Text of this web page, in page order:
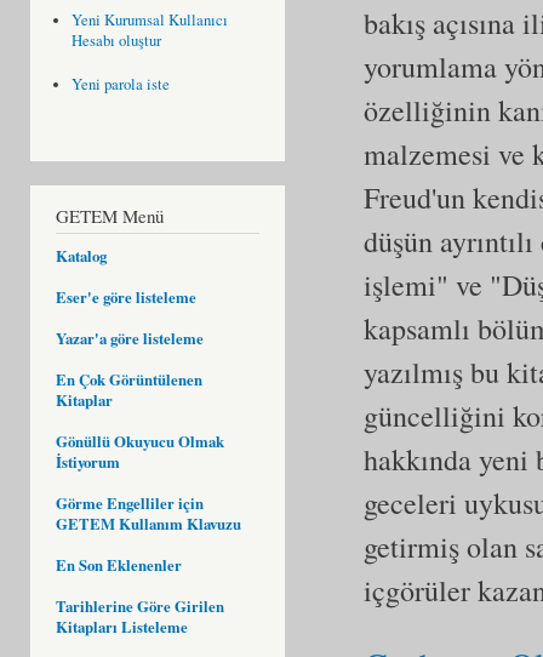
Yeni Kurumsal Kullanıcı
Hesabı oluştur
Yeni parola iste
GETEM Menü
Katalog
Eser'e göre listeleme
Yazar'a göre listeleme
En Çok Görüntülenen
Kitaplar
Gönüllü Okuyucu Olmak
İstiyorum
Görme Engelliler için
GETEM Kullanım Klavuzu
En Son Eklenenler
Tarihlerine Göre Girilen
Kitapları Listeleme
bakış
yorumlama
özelliğinin
malzemesi ve
Freud'un
düşün
işlemi" ve
kapsamlı
yazılmış bu
güncelliğini
hakkında
geceleri
getirmiş olan
içgörüler